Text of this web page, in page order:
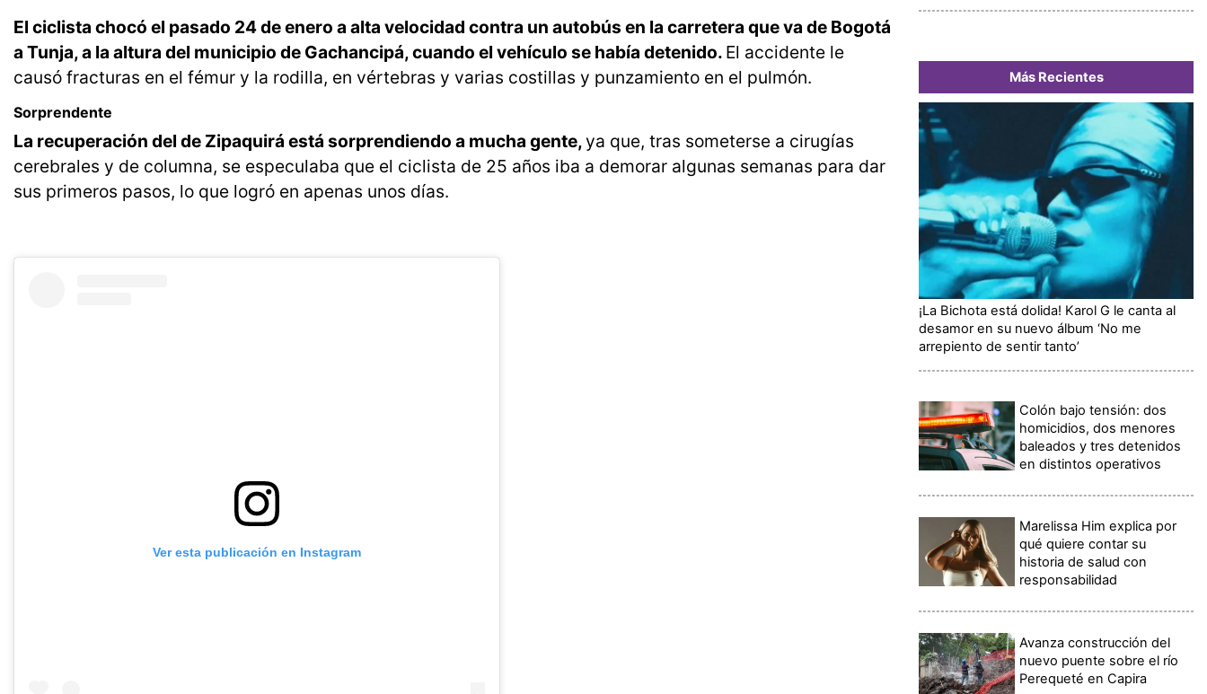
El ciclista chocó el pasado 24 de enero a alta velocidad contra un autobús en la carretera que va de Bogotá
a Tunja, a la altura del municipio de Gachancipá, cuando el vehículo se había detenido. El accidente le
causó fracturas en el fémur y la rodilla, en vértebras y varias costillas y punzamiento en el pulmón.
Sorprendente
La recuperación del de Zipaquirá está sorprendiendo a mucha gente,ya que, tras someterse a cirugías
cerebrales y de columna, se especulaba que el ciclista de 25 años iba a demorar algunas semanas para dar
sus primeros pasos, lo que logró en apenas unos días.
Ver esta publicación en Instagram
Más Recientes
¡La Bichota está dolida! Karol G le canta al
desamor en su nuevo álbum ‘No me
arrepiento de sentir tanto’
Colón bajo tensión: dos
homicidios, dos menores
baleados y tres detenidos
en distintos operativos
Marelissa Him explica por
qué quiere contar su
historia de salud con
responsabilidad
Avanza construcción del
nuevo puente sobre el río
Perequeté en Capira